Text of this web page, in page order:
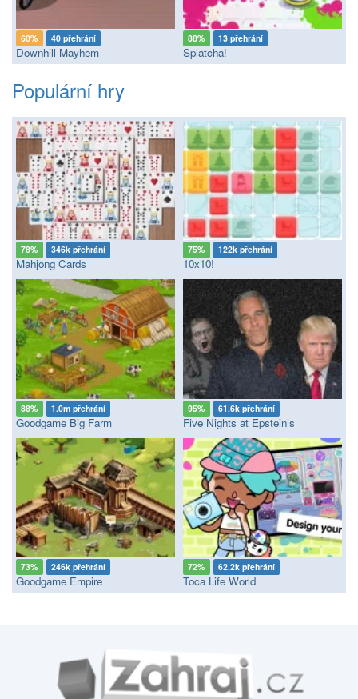
60% 40 přehrání
Downhill Mayhem
88% 13 přehrání
Splatcha!
Populární hry
78% 346k přehrání
Mahjong Cards
75% 122k přehrání
10x10!
88% 1.0m přehrání
Goodgame Big Farm
95% 61.6k přehrání
Five Nights at Epstein’s
73% 246k přehrání
Goodgame Empire
72% 62.2k přehrání
Toca Life World